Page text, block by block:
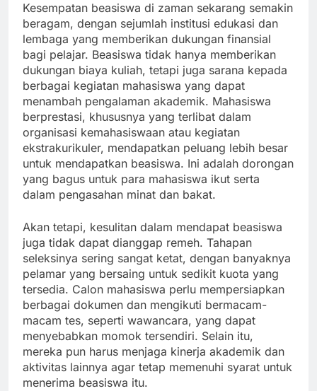
Kesempatan beasiswa di zaman sekarang semakin
beragam, dengan sejumlah institusi edukasi dan
lembaga yang memberikan dukungan finansial
bagi pelajar. Beasiswa tidak hanya memberikan
dukungan biaya kuliah, tetapi juga sarana kepada
berbagai kegiatan mahasiswa yang dapat
menambah pengalaman akademik. Mahasiswa
berprestasi, khususnya yang terlibat dalam
organisasi kemahasiswaan atau kegiatan
ekstrakurikuler, mendapatkan peluang lebih besar
untuk mendapatkan beasiswa. Ini adalah dorongan
yang bagus untuk para mahasiswa ikut serta
dalam pengasahan minat dan bakat.
Akan tetapi, kesulitan dalam mendapat beasiswa
juga tidak dapat dianggap remeh. Tahapan
seleksinya sering sangat ketat, dengan banyaknya
pelamar yang bersaing untuk sedikit kuota yang
tersedia. Calon mahasiswa perlu mempersiapkan
berbagai dokumen dan mengikuti bermacam-
macam tes, seperti wawancara, yang dapat
menyebabkan momok tersendiri. Selain itu,
mereka pun harus menjaga kinerja akademik dan
aktivitas lainnya agar tetap memenuhi syarat untuk
menerima beasiswa itu.